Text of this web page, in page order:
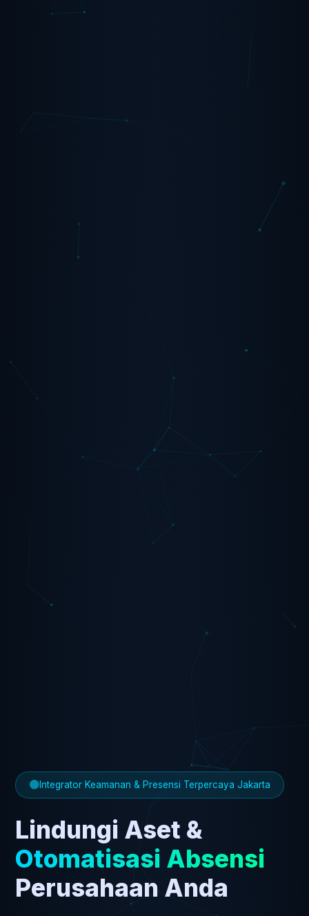
Integrator Keamanan & Presensi Terpercaya Jakarta
Lindungi Aset &
Otomatisasi Absensi
Perusahaan Anda